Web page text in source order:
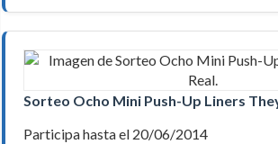
Sorteo Ocho Mini Push-Up Liners
Participa hasta el 20/06/2014